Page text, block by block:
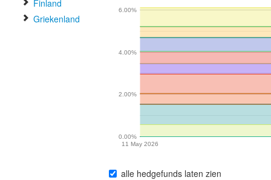
Finland
Griekenland
11 May 2026
0.00%
2.00%
4.00%
6.00%
alle hedgefunds laten zien